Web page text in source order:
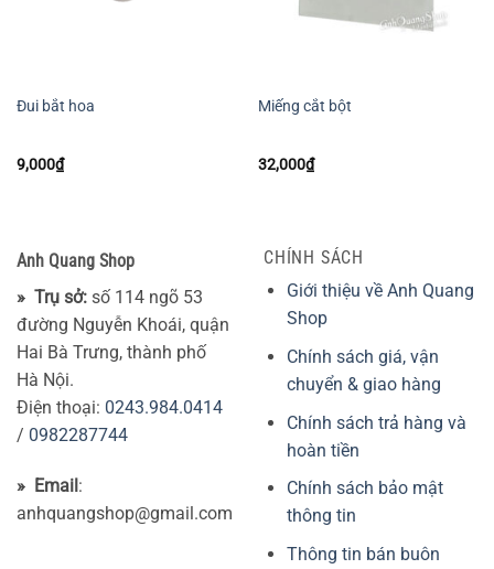
Đui bắt hoa
9,000₫
Miếng cắt bột
32,000₫
Anh Quang Shop
» Trụ sở: số 114 ngõ 53
đường Nguyễn Khoái, quận
Hai Bà Trưng, thành phố
Hà Nội.
Điện thoại: 0243.984.0414
/ 0982287744
» Email:
anhquangshop@gmail.com
CHÍNH SÁCH
Giới thiệu về Anh Quang
Shop
Chính sách giá, vận
chuyển & giao hàng
Chính sách trả hàng và
hoàn tiền
Chính sách bảo mật
thông tin
Thông tin bán buôn